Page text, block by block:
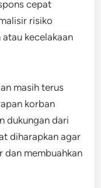
cepat
risiko
kecelakaan
masih terus
korban
dukungan dari
diharapkan agar
dan membuahkan